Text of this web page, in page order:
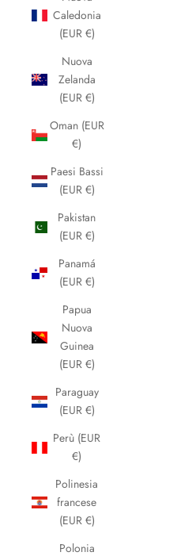
Caledonia
(EUR €)
Nuova
Zelanda
(EUR €)
Oman (EUR
€)
Paesi Bassi
(EUR €)
Pakistan
(EUR €)
Panamá
(EUR €)
Papua
Nuova
Guinea
(EUR €)
Paraguay
(EUR €)
Perù (EUR
€)
Polinesia
francese
(EUR €)
Polonia